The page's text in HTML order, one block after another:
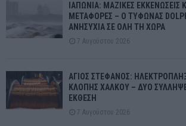
ΙΑΠΩΝΙΑ: ΜΑΖΙΚΕΣ ΕΚΚΕΝΩΣΕΙΣ
ΜΕΤΑΦΟΡΕΣ – Ο ΤΥΦΩΝΑΣ
ΑΝΗΣΥΧΙΑ ΣΕ ΟΛΗ ΤΗ ΧΩΡΑ
7 Αυγούστου 2026
ΑΓΙΟΣ ΣΤΕΦΑΝΟΣ:
ΚΛΟΠΗΣ ΧΑΛΚΟΥ – ΔΥΟ
ΕΚΘΕΣΗ
7 Αυγούστου 2026